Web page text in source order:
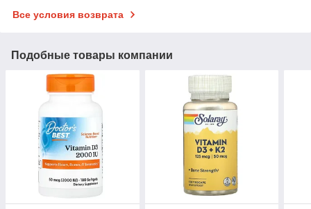
Все условия возврата
Подобные товары компании